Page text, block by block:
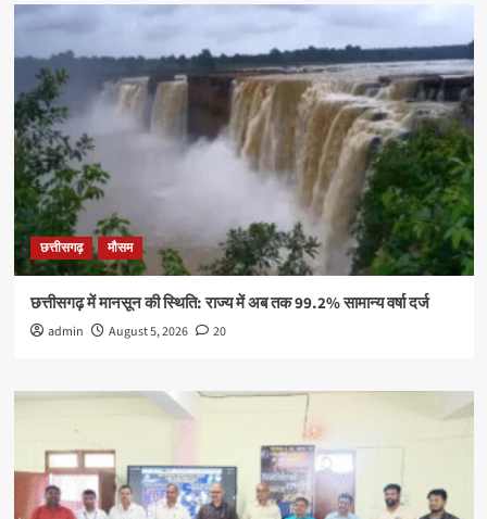
छत्तीसगढ़ मौसम
छत्तीसगढ़ में मानसून की स्थिति: राज्य में अब तक 99.2% सामान्य वर्षा दर्ज
admin August 5, 2026 20